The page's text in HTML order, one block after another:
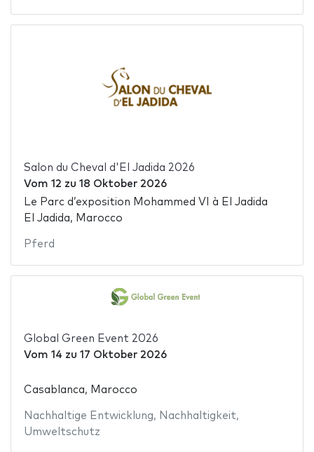
Salon du Cheval d'El Jadida 2026
Vom 12 zu 18 Oktober 2026
Le Parc d’exposition Mohammed VI à El Jadida
El Jadida, Marocco
Pferd
Global Green Event 2026
Vom 14 zu 17 Oktober 2026
Casablanca, Marocco
Nachhaltige Entwicklung, Nachhaltigkeit,
Umweltschutz